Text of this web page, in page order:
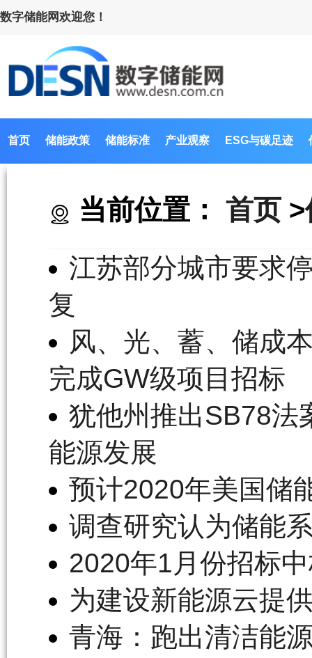
数字储能网欢迎您！
首页 储能政策 储能标准 产业观察 ESG与碳足迹
当前位置： 首页 >
江苏部分城市要求
复
风、光、蓄、储成
完成GW级项目招标
犹他州推出SB78法
能源发展
预计2020年美国储
调查研究认为储能
2020年1月份招标
为建设新能源云提
青海：跑出清洁能